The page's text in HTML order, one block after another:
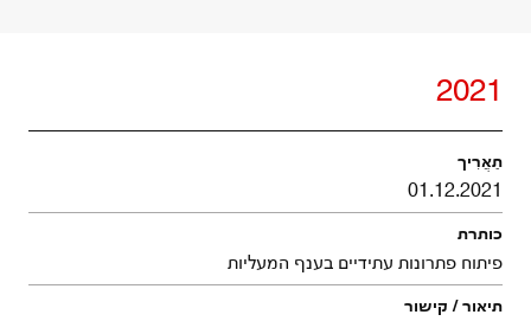
2021
01.12.2021
פיתוח פתרונות עתידיים בענף המעליות